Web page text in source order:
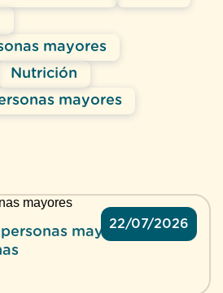
mayores
Nutrición
mayores
22/07/2026
mayores: